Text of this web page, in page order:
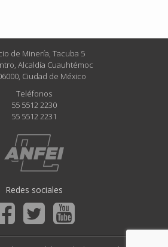
de Minería, Tacuba 5
Alcaldía Cuauhtémoc
Ciudad de México
Teléfonos
55 5512 2230
55 5512 2231
Redes sociales